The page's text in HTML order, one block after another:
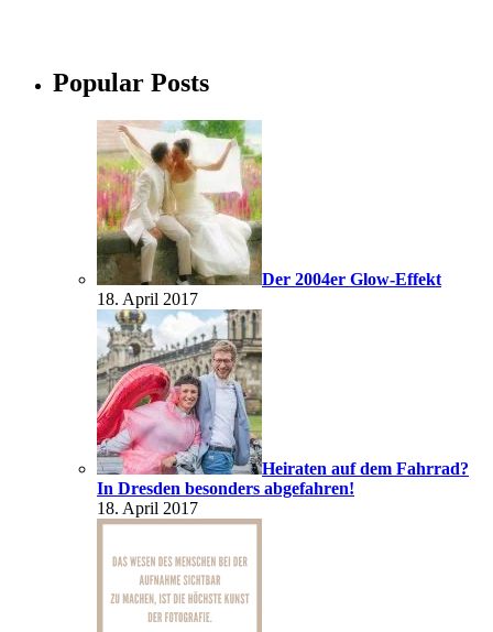
Popular Posts
Der 2004er Glow-Effekt
18. April 2017
Heiraten auf dem Fahrrad?
In Dresden besonders abgefahren!
18. April 2017